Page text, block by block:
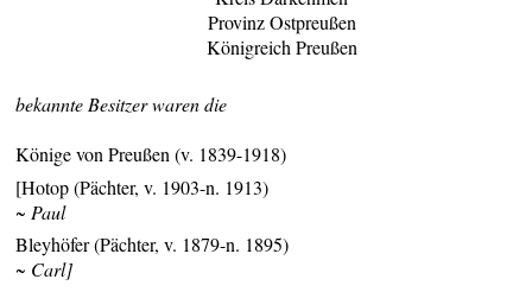
Provinz Ostpreußen
Königreich Preußen
bekannte Besitzer waren die
Könige von Preußen (v. 1839-1918)
[Hotop (Pächter, v. 1903-n. 1913)
~ Paul
Bleyhöfer (Pächter, v. 1879-n. 1895)
~ Carl]